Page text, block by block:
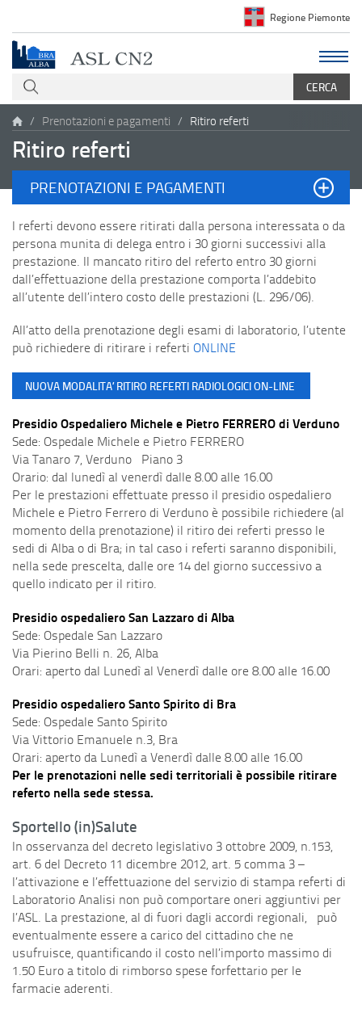
Regione Piemonte
Prenotazioni e pagamenti Ritiro referti
Ritiro referti
PRENOTAZIONI E PAGAMENTI
I referti devono essere ritirati dalla persona interessata o da
persona munita di delega entro i 30 giorni successivi alla
prestazione. Il mancato ritiro del referto entro 30 giorni
dall’effettuazione della prestazione comporta l’addebito
all’utente dell’intero costo delle prestazioni (L. 296/06).
All’atto della prenotazione degli esami di laboratorio, l’utente
può richiedere di ritirare i referti ONLINE
NUOVA MODALITA’ RITIRO REFERTI RADIOLOGICI ON-LINE
Presidio Ospedaliero Michele e Pietro FERRERO di Verduno
Sede: Ospedale Michele e Pietro FERRERO
Via Tanaro 7, Verduno Piano 3
Orario: dal lunedì al venerdì dalle 8.00 alle 16.00
Per le prestazioni effettuate presso il presidio ospedaliero
Michele e Pietro Ferrero di Verduno è possibile richiedere (al
momento della prenotazione) il ritiro dei referti presso le
sedi di Alba o di Bra; in tal caso i referti saranno disponibili,
nella sede prescelta, dalle ore 14 del giorno successivo a
quello indicato per il ritiro.
Presidio ospedaliero San Lazzaro di Alba
Sede: Ospedale San Lazzaro
Via Pierino Belli n. 26, Alba
Orari: aperto dal Lunedì al Venerdì dalle ore 8.00 alle 16.00
Presidio ospedaliero Santo Spirito di Bra
Sede: Ospedale Santo Spirito
Via Vittorio Emanuele n.3, Bra
Orari: aperto da Lunedì a Venerdì dalle 8.00 alle 16.00
Per le prenotazioni nelle sedi territoriali è possibile ritirare
referto nella sede stessa.
Sportello (in)Salute
In osservanza del decreto legislativo 3 ottobre 2009, n.153,
art. 6 del Decreto 11 dicembre 2012, art. 5 comma 3 –
l’attivazione e l’effettuazione del servizio di stampa referti di
Laboratorio Analisi non può comportare oneri aggiuntivi per
l’ASL. La prestazione, al di fuori dagli accordi regionali, può
eventualmente essere a carico del cittadino che ne
usufruisce, quantificando il costo nell’importo massimo di
1.50 Euro a titolo di rimborso spese forfettario per le
farmacie aderenti.